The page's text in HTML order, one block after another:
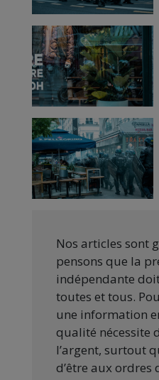
Nos articles sont
pensons que la
indépendante
toutes et tous.
une information
qualité nécessite
l’argent, surtout
d’être aux ordres